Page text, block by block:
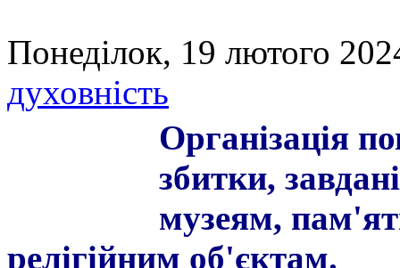
Понеділок, 19 лютого
духовність
Організація
збитки,
музеям,
релігійним об'єктам.